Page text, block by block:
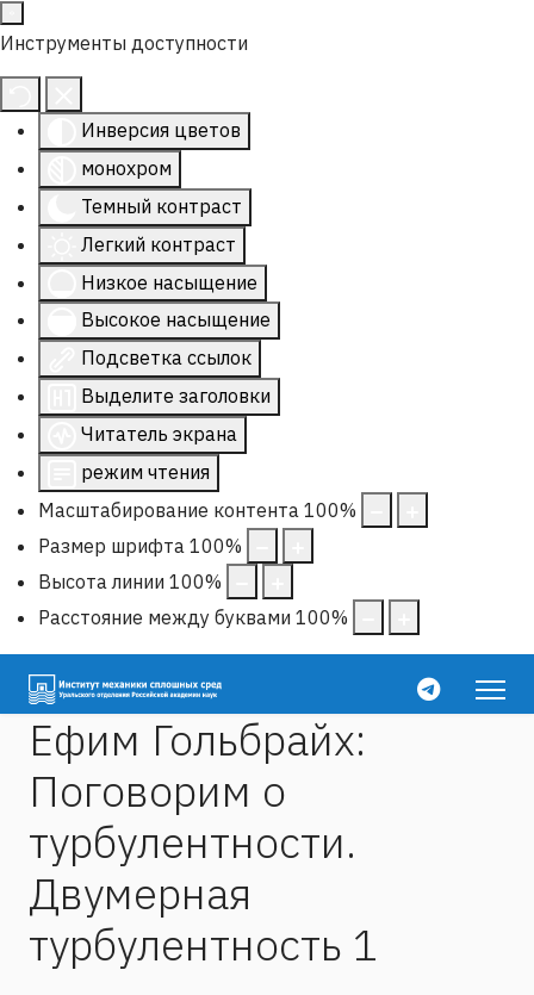
Инструменты доступности
Инверсия цветов
монохром
Темный контраст
Легкий контраст
Низкое насыщение
Высокое насыщение
Подсветка ссылок
Выделите заголовки
Читатель экрана
режим чтения
Масштабирование контента 100%
Размер шрифта 100%
Высота линии 100%
Расстояние между буквами 100%
Ефим Гольбрайх:
Поговорим о
турбулентности.
Двумерная
турбулентность 1